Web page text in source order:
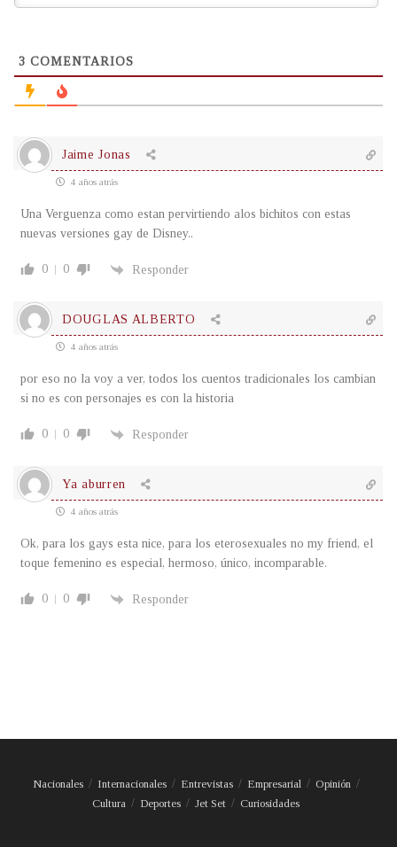
3 COMENTARIOS
Jaime Jonas
4 años atrás
Una Verguenza como estan pervirtiendo alos bichitos con estas
nuevas versiones gay de Disney..
0 0 Responder
DOUGLAS ALBERTO
4 años atrás
por eso no la voy a ver, todos los cuentos tradicionales los cambian
si no es con personajes es con la historia
0 0 Responder
Ya aburren
4 años atrás
Ok, para los gays esta nice, para los eterosexuales no my friend, el
toque femenino es especial, hermoso, único, incomparable.
0 0 Responder
Nacionales Internacionales Entrevistas Empresarial
Opinión
Cultura
Deportes Jet Set Curiosidades